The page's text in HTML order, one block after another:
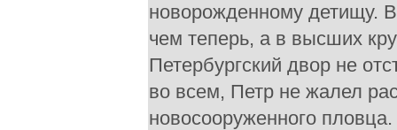
новорожденному детищу.
чем теперь, а в высших
Петербургский двор не
во всем, Петр не жалел
новосооруженного